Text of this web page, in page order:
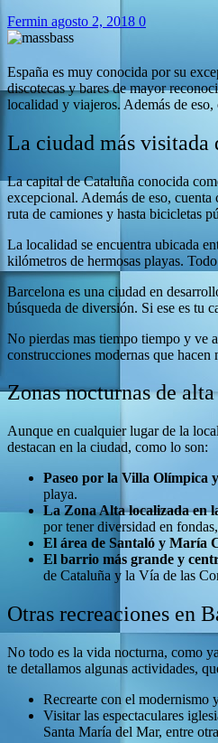
Fermin agosto 2, 2018 0
España es muy conocida por su
discotecas y bares de mayor
localidad y viajeros. Además de eso,
La ciudad más visitada
La capital de Cataluña conocida
excepcional. Además de eso,
ruta de camiones y hasta bicicletas
La localidad se encuentra ubicada
kilómetros de hermosas playas.
Barcelona es una ciudad en
búsqueda de diversión. Si ese es tu
No pierdas mas tiempo tiempo y ve
construcciones modernas que hacen
Zonas nocturnas de
Aunque en cualquier lugar de la
destacan en la ciudad, como lo son:
Paseo por la Villa Olímpica
playa.
La Zona Alta localizada en
por tener diversidad en
El área de Santaló y María
El barrio más grande y
de Cataluña y la Vía de las
Otras recreaciones en
No todo es la vida nocturna, como
te detallamos algunas actividades,
Recrearte con el modernismo
Visitar las espectaculares
Santa María del Mar, entre